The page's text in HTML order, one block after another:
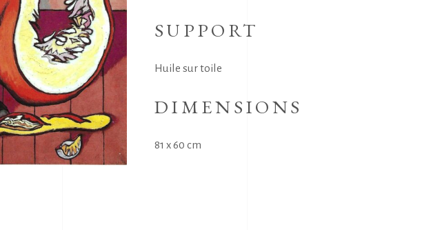
SUPPORT
Huile sur toile
DIMENSIONS
81 x 60 cm